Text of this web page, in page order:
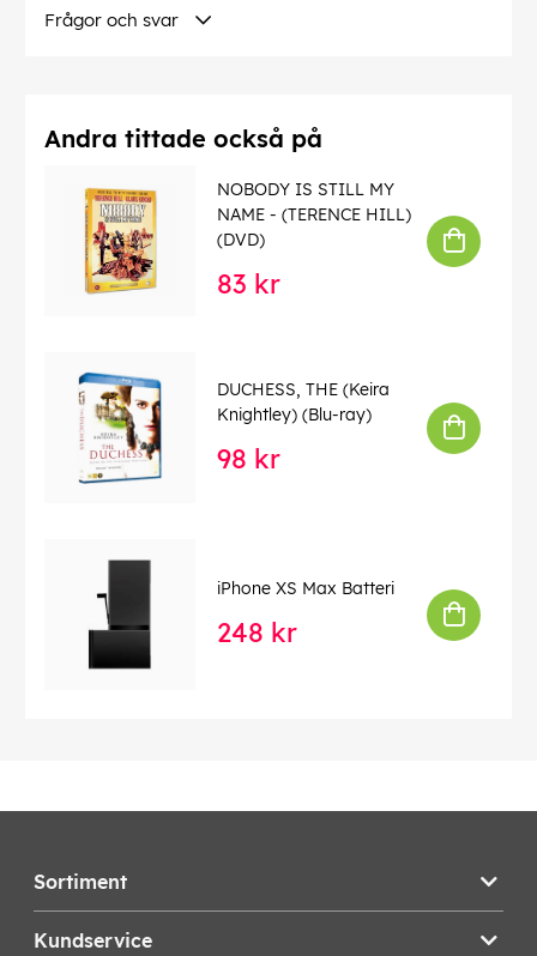
Frågor och svar
Andra tittade också på
NOBODY IS STILL MY
NAME - (TERENCE HILL)
(DVD)
83 kr
DUCHESS, THE (Keira
Knightley) (Blu-ray)
98 kr
iPhone XS Max Batteri
248 kr
Sortiment
Kundservice